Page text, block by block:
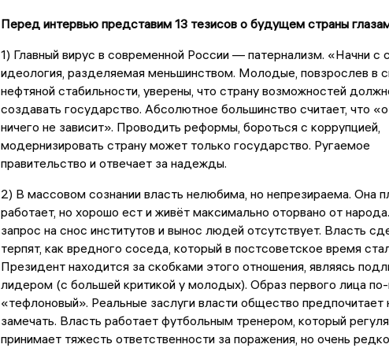
Перед интервью представим 13 тезисов о будущем страны
1) Главный вирус в современной России — патернализм. «Начни
идеология, разделяемая меньшинством. Молодые, повзрослев в
нефтяной стабильности, уверены, что страну возможностей
создавать государство. Абсолютное большинство считает, что
ничего не зависит». Проводить реформы, бороться с коррупцией,
модернизировать страну может только государство. Ругаемое
правительство и отвечает за надежды.
2) В массовом сознании власть нелюбима, но непрезираема. Она
работает, но хорошо ест и живёт максимально оторвано от
запрос на снос институтов и вынос людей отсутствует. Власть
терпят, как вредного соседа, который в постсоветское время
Президент находится за скобками этого отношения, являясь
лидером (с большей критикой у молодых). Образ первого лица
«тефлоновый». Реальные заслуги власти общество предпочитает
замечать. Власть работает футбольным тренером, который
принимает тяжесть ответственности за поражения, но очень